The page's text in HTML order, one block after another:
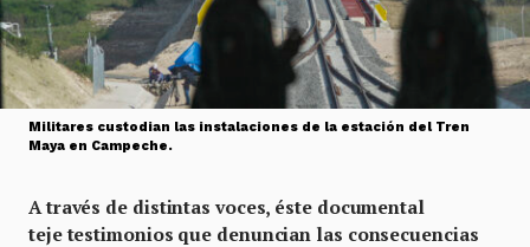
Militares custodian las instalaciones de la estación del Tren
Maya en Campeche.
A través de distintas voces, éste documental
teje testimonios que denuncian las consecuencias